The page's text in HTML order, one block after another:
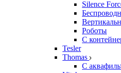
Silence
Роботы
С
Tesler
Thomas
С